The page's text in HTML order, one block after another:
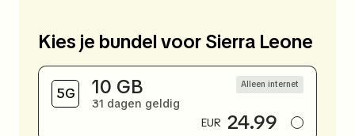
Kies je bundel voor Sierra Leone
10 GB
31 dagen geldig
Alleen internet
EUR 24.99